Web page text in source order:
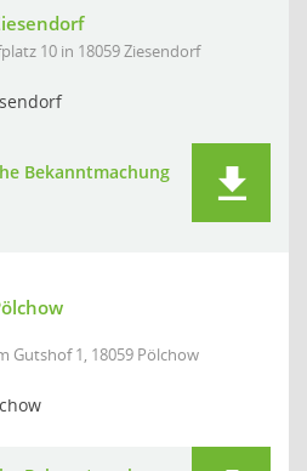
10 in 18059 Ziesendorf
Bekanntmachung
Gutshof 1, 18059 Pölchow